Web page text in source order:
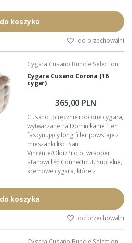
wytrawnym i początkującym
Palaczom.
Wymiary: 122mm x 17mm
do koszyka
do przechowalni
Cygara Cusano Bundle Selection
Cygara Cusano Corona (16
cygar)
365,00 PLN
Cusano to ręcznie robione cygara,
wytwarzane na Dominikanie. Ten
fascynujący long filler powstaje z
mieszanki liści San
Vincente/Olor/Piloto, wrapper
stanowi liść Connecticut. Subtelne,
kremowe cygara, które z
wytrawnym i początkującym
Palaczom.
Wymiary: 137mm x 14mm
do koszyka
do przechowalni